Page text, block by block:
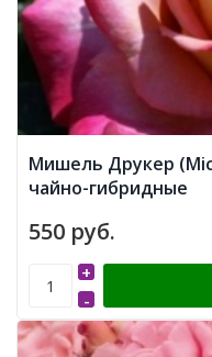
Мишель Друкер
чайно-гибридные
550 руб.
-
+